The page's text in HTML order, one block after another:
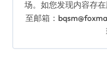
场。如您发现内容存
至邮箱：